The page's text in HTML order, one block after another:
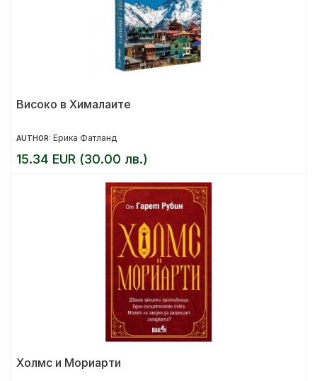
Високо в Хималаите
AUTHOR: Ерика Фатланд
15.34 EUR (30.00 лв.)
Холмс и Мориарти